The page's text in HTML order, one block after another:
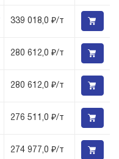
339 018,0 ₽/т
280 612,0 ₽/т
280 612,0 ₽/т
276 511,0 ₽/т
274 977,0 ₽/т